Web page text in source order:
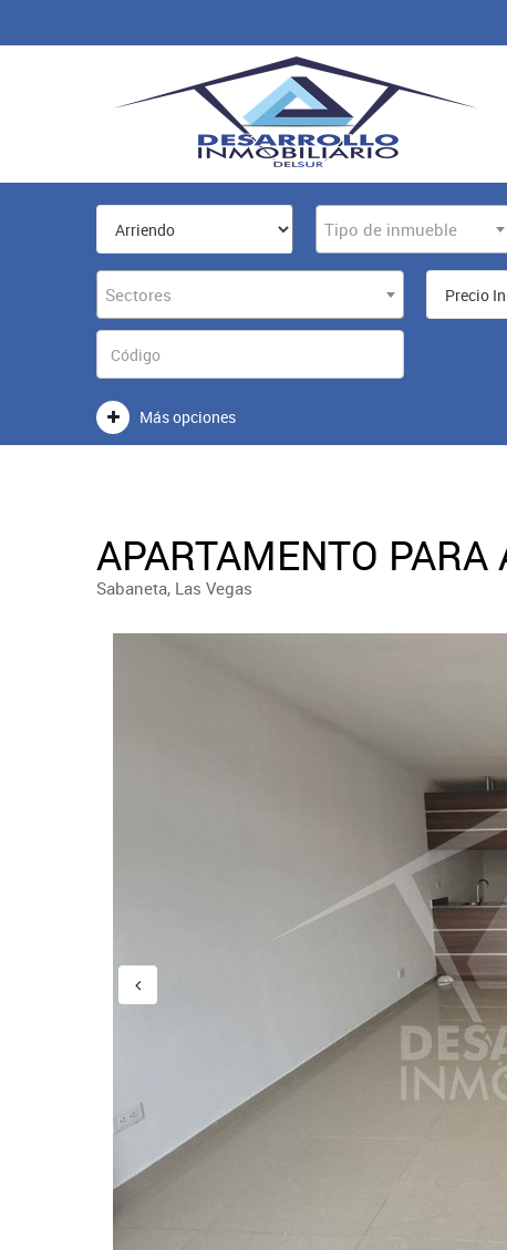
Tipo de inmueble
Sectores
Más opciones
APARTAMENTO PARA
Sabaneta, Las Vegas